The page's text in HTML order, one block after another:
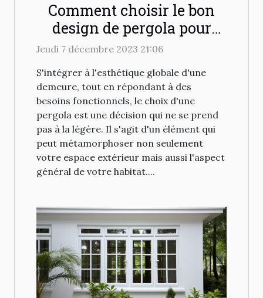
Comment choisir le bon
design de pergola pour
harmoniser avec
l'architecture de votre
maison
Jeudi 7 décembre 2023 21:06
S'intégrer à l'esthétique globale d'une
demeure, tout en répondant à des
besoins fonctionnels, le choix d'une
pergola est une décision qui ne se prend
pas à la légère. Il s'agit d'un élément qui
peut métamorphoser non seulement
votre espace extérieur mais aussi l'aspect
général de votre habitat....